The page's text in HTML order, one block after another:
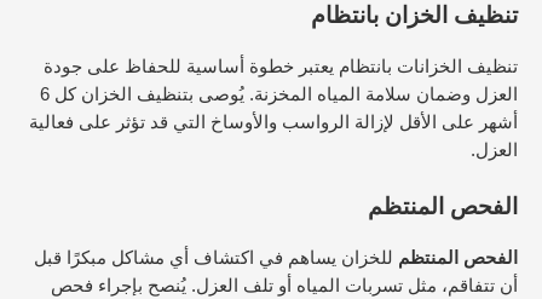
تنظيف الخزان بانتظام
تنظيف الخزانات بانتظام يعتبر خطوة أساسية للحفاظ على جودة
العزل وضمان سلامة المياه المخزنة. يُوصى بتنظيف الخزان كل 6
أشهر على الأقل لإزالة الرواسب والأوساخ التي قد تؤثر على فعالية
العزل.
الفحص المنتظم
الفحص المنتظم للخزان يساهم في اكتشاف أي مشاكل مبكرًا قبل
أن تتفاقم، مثل تسربات المياه أو تلف العزل. يُنصح بإجراء فحص